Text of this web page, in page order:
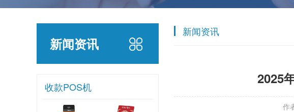
新闻资讯
收款POS机
新闻资讯
2025
作